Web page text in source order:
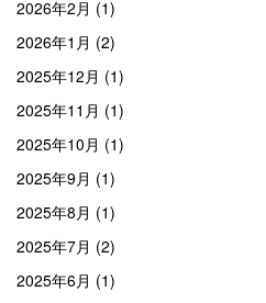
2026年2月 (1)
2026年1月 (2)
2025年12月 (1)
2025年11月 (1)
2025年10月 (1)
2025年9月 (1)
2025年8月 (1)
2025年7月 (2)
2025年6月 (1)